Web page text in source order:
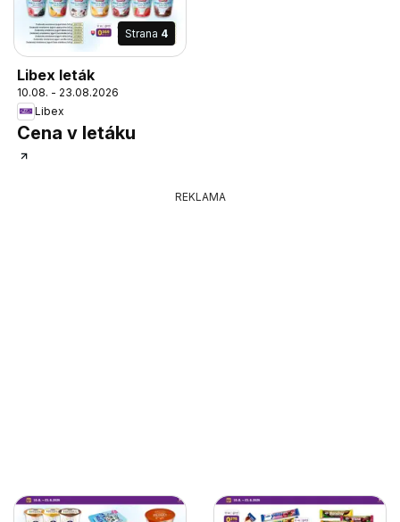
Strana 4
Libex leták
10.08. - 23.08.2026
Libex
Cena v letáku
REKLAMA